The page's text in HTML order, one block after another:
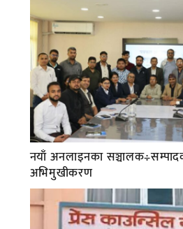
नयाँ अनलाइनका
अभिमुखीकरण